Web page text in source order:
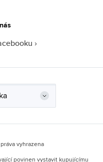
vyhrazena
povinen vystavit kupujícímu